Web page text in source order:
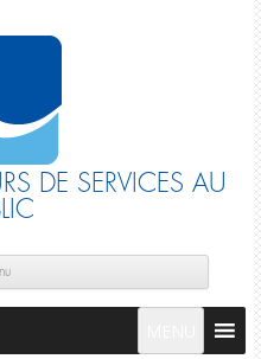
DE SERVICES AU